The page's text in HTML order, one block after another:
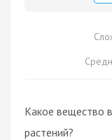
Какое вещество
растений?